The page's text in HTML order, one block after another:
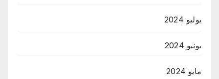
يوليو 2024
يونيو 2024
مايو 2024